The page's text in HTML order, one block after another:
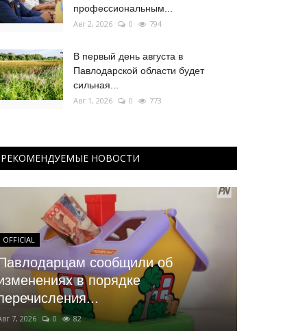
профессиональным...
Авг 2, 2026 0 794
В первый день августа в
Павлодарской области будет
сильная...
Авг 1, 2026 0 773
РЕКОМЕНДУЕМЫЕ НОВОСТИ
OFFICIAL
сообщили об
в порядке
7, 2026 0 82